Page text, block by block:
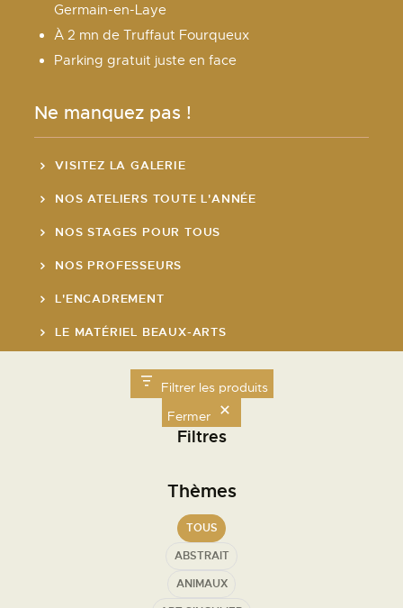
Filtrer les produits
Fermer
Filtres
Thèmes
TOUS
ABSTRAIT
ANIMAUX
Germain-en-Laye
À 2 mn de Truffaut Fourqueux
Parking gratuit juste en face
Ne manquez pas !
VISITEZ LA GALERIE
NOS ATELIERS TOUTE L'ANNÉE
NOS STAGES POUR TOUS
NOS PROFESSEURS
L'ENCADREMENT
LE MATÉRIEL BEAUX-ARTS
LE MARCHÉ DE L'ART DE ST GERMAIN
Mercredi de 8h30 à 19h00
21h00
Samedi de 9h30 à 19h00